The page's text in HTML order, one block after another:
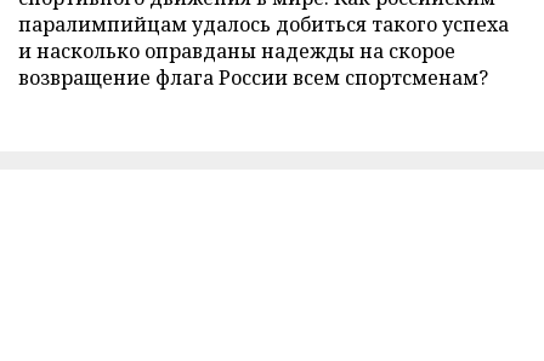
паралимпийцам удалось добиться такого успеха
и насколько оправданы надежды на скорое
возвращение флага России всем спортсменам?